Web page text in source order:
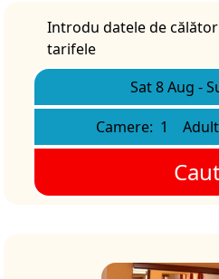
Introdu datele de
tarifele
Sat 8 Aug -
Camere: 1